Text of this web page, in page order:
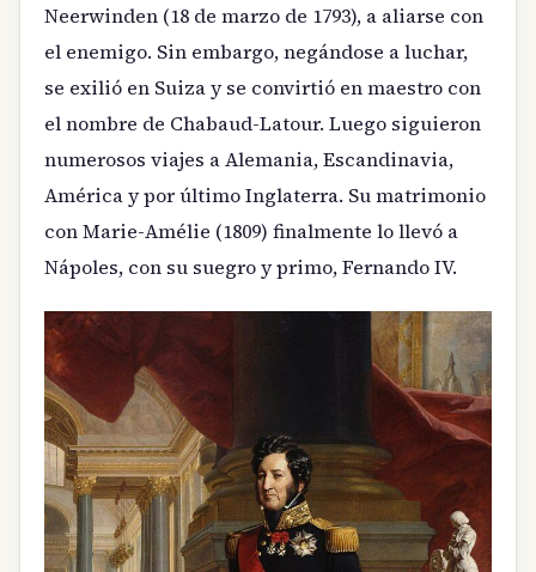
Neerwinden (18 de marzo de 1793), a aliarse con
el enemigo. Sin embargo, negándose a luchar,
se exilió en Suiza y se convirtió en maestro con
el nombre de Chabaud-Latour. Luego siguieron
numerosos viajes a Alemania, Escandinavia,
América y por último Inglaterra. Su matrimonio
con Marie-Amélie (1809) finalmente lo llevó a
Nápoles, con su suegro y primo, Fernando IV.